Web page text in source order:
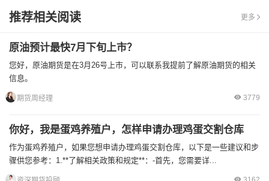
推荐相关阅读 更多
原油预计最快7月下旬上市？
您好，原油期货是在3月26号上市，可以联系我提前了解原油期货的相关
信息。
期货周经理 3779
你好，我是蛋鸡养殖户，怎样申请办理鸡蛋交割仓库
作为蛋鸡养殖户，如果您想申请办理鸡蛋交割仓库，以下是一些建议和步
骤供您参考：1.**了解相关政策和规定**：-首先，您需要详...